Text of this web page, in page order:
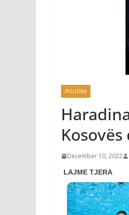
POLITIKA
December 10, 2022